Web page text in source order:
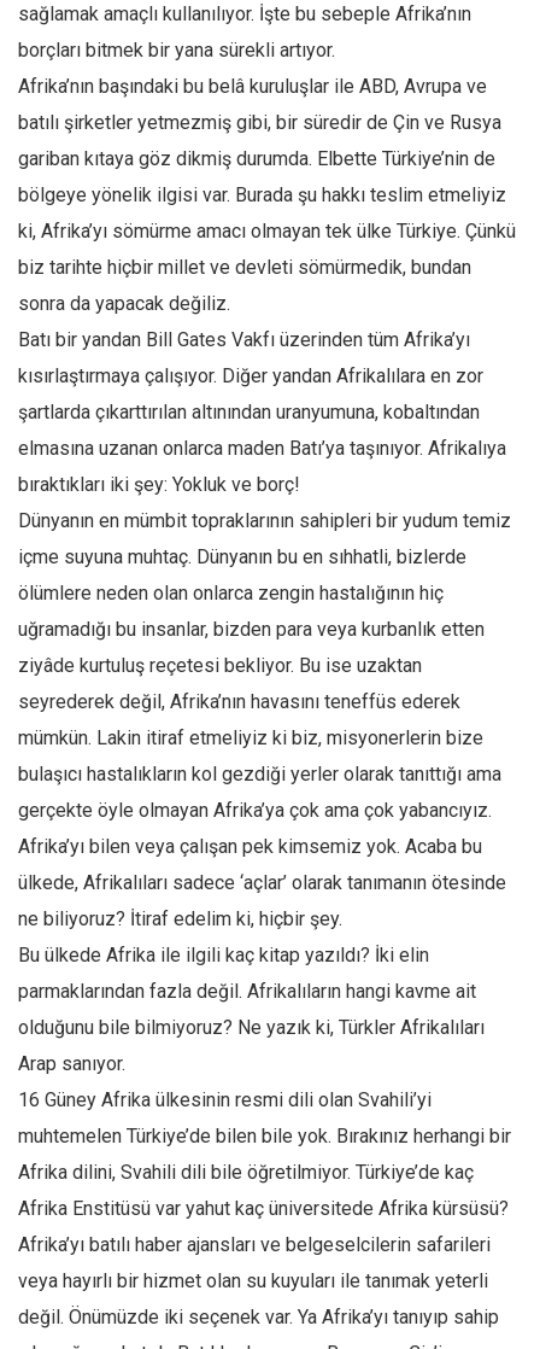
Bu Sayı
Tüm Sayılar
Kategoriler
Kültür Sanat
Karisi kitap sualleri
7 soruda bu hafta
Ekonomi
Spor
Manzara
Sağlık
Gıda-Beslenme
Hayat
Dünya
Avrupa
Asya
Afrika
İslam Dünyası
Amerika
Avustralya
Tarih
Düşünce
sağlamak amaçlı kullanılıyor. İşte bu sebeple Afrika’nın
borçları bitmek bir yana sürekli artıyor.
Afrika’nın başındaki bu belâ kuruluşlar ile ABD, Avrupa ve
batılı şirketler yetmezmiş gibi, bir süredir de Çin ve Rusya
gariban kıtaya göz dikmiş durumda. Elbette Türkiye’nin de
bölgeye yönelik ilgisi var. Burada şu hakkı teslim etmeliyiz
ki, Afrika’yı sömürme amacı olmayan tek ülke Türkiye. Çünkü
biz tarihte hiçbir millet ve devleti sömürmedik, bundan
sonra da yapacak değiliz.
Batı bir yandan Bill Gates Vakfı üzerinden tüm Afrika’yı
kısırlaştırmaya çalışıyor. Diğer yandan Afrikalılara en zor
şartlarda çıkarttırılan altınından uranyumuna, kobaltından
elmasına uzanan onlarca maden Batı’ya taşınıyor. Afrikalıya
bıraktıkları iki şey: Yokluk ve borç!
Dünyanın en mümbit topraklarının sahipleri bir yudum temiz
içme suyuna muhtaç. Dünyanın bu en sıhhatli, bizlerde
ölümlere neden olan onlarca zengin hastalığının hiç
uğramadığı bu insanlar, bizden para veya kurbanlık etten
ziyâde kurtuluş reçetesi bekliyor. Bu ise uzaktan
seyrederek değil, Afrika’nın havasını teneffüs ederek
mümkün. Lakin itiraf etmeliyiz ki biz, misyonerlerin bize
bulaşıcı hastalıkların kol gezdiği yerler olarak tanıttığı ama
gerçekte öyle olmayan Afrika’ya çok ama çok yabancıyız.
Afrika’yı bilen veya çalışan pek kimsemiz yok. Acaba bu
ülkede, Afrikalıları sadece ‘açlar’ olarak tanımanın ötesinde
ne biliyoruz? İtiraf edelim ki, hiçbir şey.
Bu ülkede Afrika ile ilgili kaç kitap yazıldı? İki elin
parmaklarından fazla değil. Afrikalıların hangi kavme ait
olduğunu bile bilmiyoruz? Ne yazık ki, Türkler Afrikalıları
Arap sanıyor.
16 Güney Afrika ülkesinin resmi dili olan Svahili’yi
muhtemelen Türkiye’de bilen bile yok. Bırakınız herhangi bir
Afrika dilini, Svahili dili bile öğretilmiyor. Türkiye’de kaç
Afrika Enstitüsü var yahut kaç üniversitede Afrika kürsüsü?
Afrika’yı batılı haber ajansları ve belgeselcilerin safarileri
veya hayırlı bir hizmet olan su kuyuları ile tanımak yeterli
değil. Önümüzde iki seçenek var. Ya Afrika’yı tanıyıp sahip